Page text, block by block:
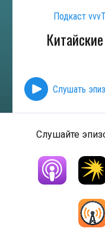
Подкаст
Слушать
Слушайте